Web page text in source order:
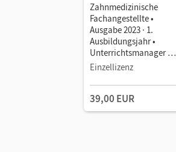
Zahnmedizinische
Fachangestellte •
Ausgabe 2023 · 1.
Ausbildungsjahr •
Unterrichtsmanager E-
Book mit
und Planungstools
Einzellizenz
39,00 EUR